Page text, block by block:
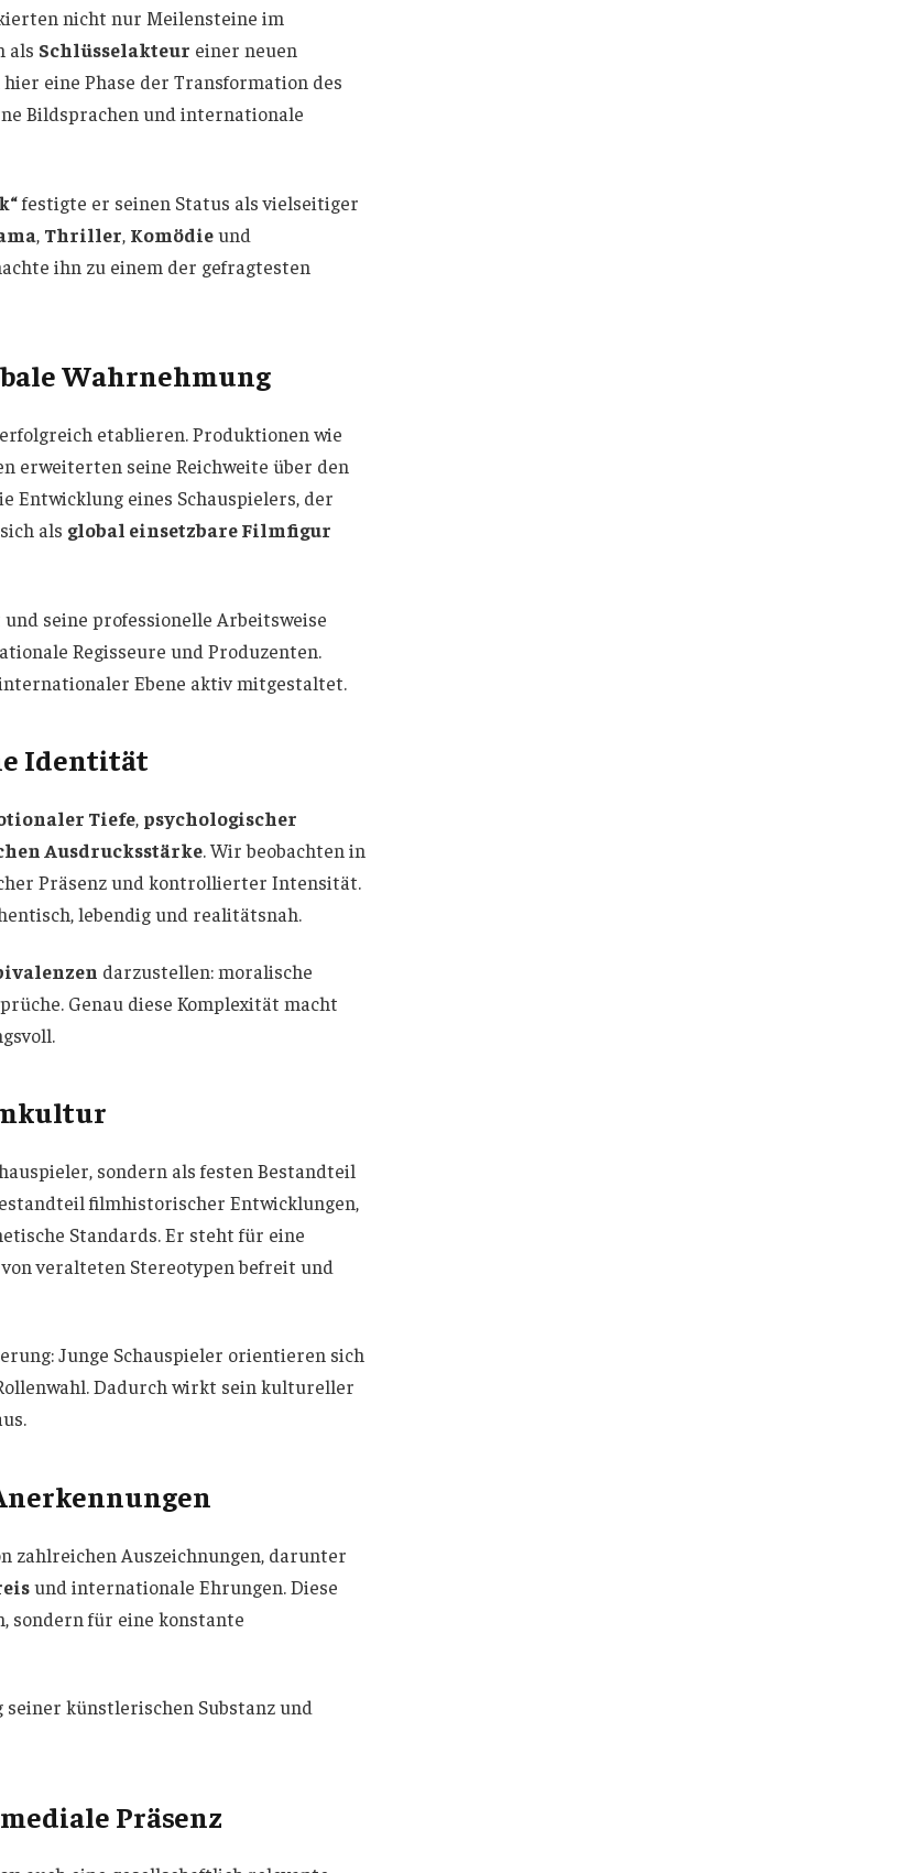
nicht nur Meilensteine im
als Schlüsselakteur einer neuen
eine Phase der Transformation des
Bildsprachen und internationale
festigte er seinen Status als vielseitiger
, Thriller, Komödieund
ihn zu einem der gefragtesten
Wahrnehmung
etablieren. Produktionen wie
erweiterten seine Reichweite über den
Entwicklung eines Schauspielers, der
als global einsetzbare Filmfigur
seine professionelle Arbeitsweise
Regisseure und Produzenten.
Ebene aktiv mitgestaltet.
Identität
Tiefe, psychologischer
Ausdrucksstärke. Wir beobachten in
Präsenz und kontrollierter Intensität.
lebendig und realitätsnah.
darzustellen: moralische
Genau diese Komplexität macht
sondern als festen Bestandteil
filmhistorischer Entwicklungen,
Standards. Er steht für eine
veralteten Stereotypen befreit und
Junge Schauspieler orientieren sich
Dadurch wirkt sein kultureller
zahlreichen Auszeichnungen, darunter
und internationale Ehrungen. Diese
sondern für eine konstante
künstlerischen Substanz und
Präsenz